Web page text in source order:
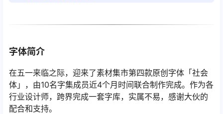
字体简介
在五一来临之际，迎来了素材集市第四款原创字体「社会
体」，由10名字集成员近4个月时间联合制作完成。作为各
行业设计师，跨界完成一套字库，实属不易，感谢大伙的
配合和支持。